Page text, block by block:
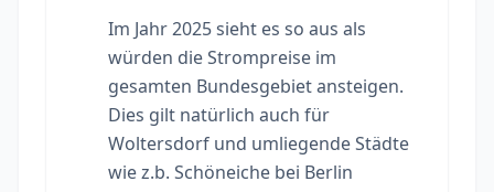
Im Jahr 2025 sieht es so aus als
würden die Strompreise im
gesamten Bundesgebiet ansteigen.
Dies gilt natürlich auch für
Woltersdorf und umliegende Städte
wie z.b. Schöneiche bei Berlin